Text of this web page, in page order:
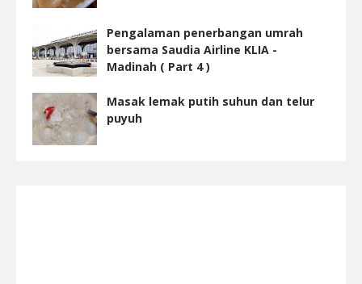
Pengalaman penerbangan umrah
bersama Saudia Airline KLIA -
Madinah ( Part 4 )
Masak lemak putih suhun dan telur
puyuh